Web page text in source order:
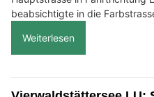
beabsichtigte in die
Weiterlesen